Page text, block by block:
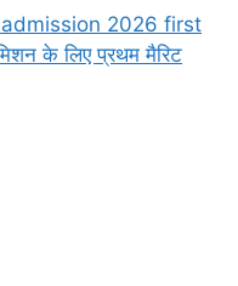
2026 first
के लिए प्रथम मैरिट